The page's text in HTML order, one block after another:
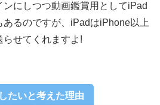
にしつつ動画鑑賞用としてiPad
あるのですが、iPadはiPhone以上
らせてくれますよ!
たいと考えた理由